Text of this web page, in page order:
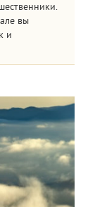
вы
и